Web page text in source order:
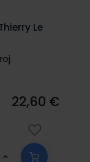
Le
22,60 €